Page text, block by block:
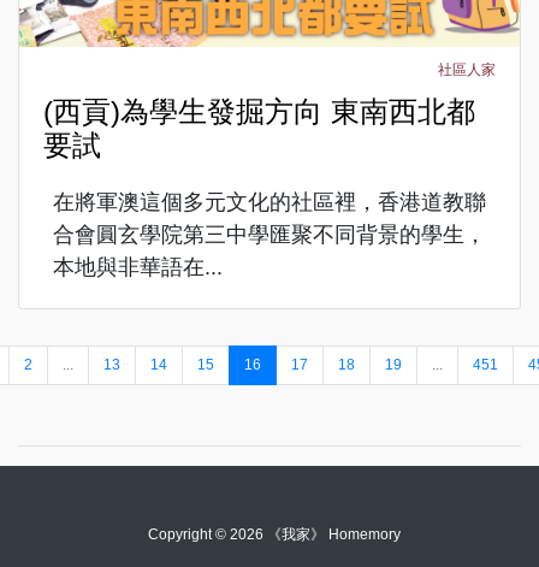
社區人家
(西貢)為學生發掘方向 東南西北都
要試
在將軍澳這個多元文化的社區裡，香港道教聯
合會圓玄學院第三中學匯聚不同背景的學生，
本地與非華語在...
2 13 14 15 16 17 18 19 451
Copyright © 2026 《我家》 Homemory